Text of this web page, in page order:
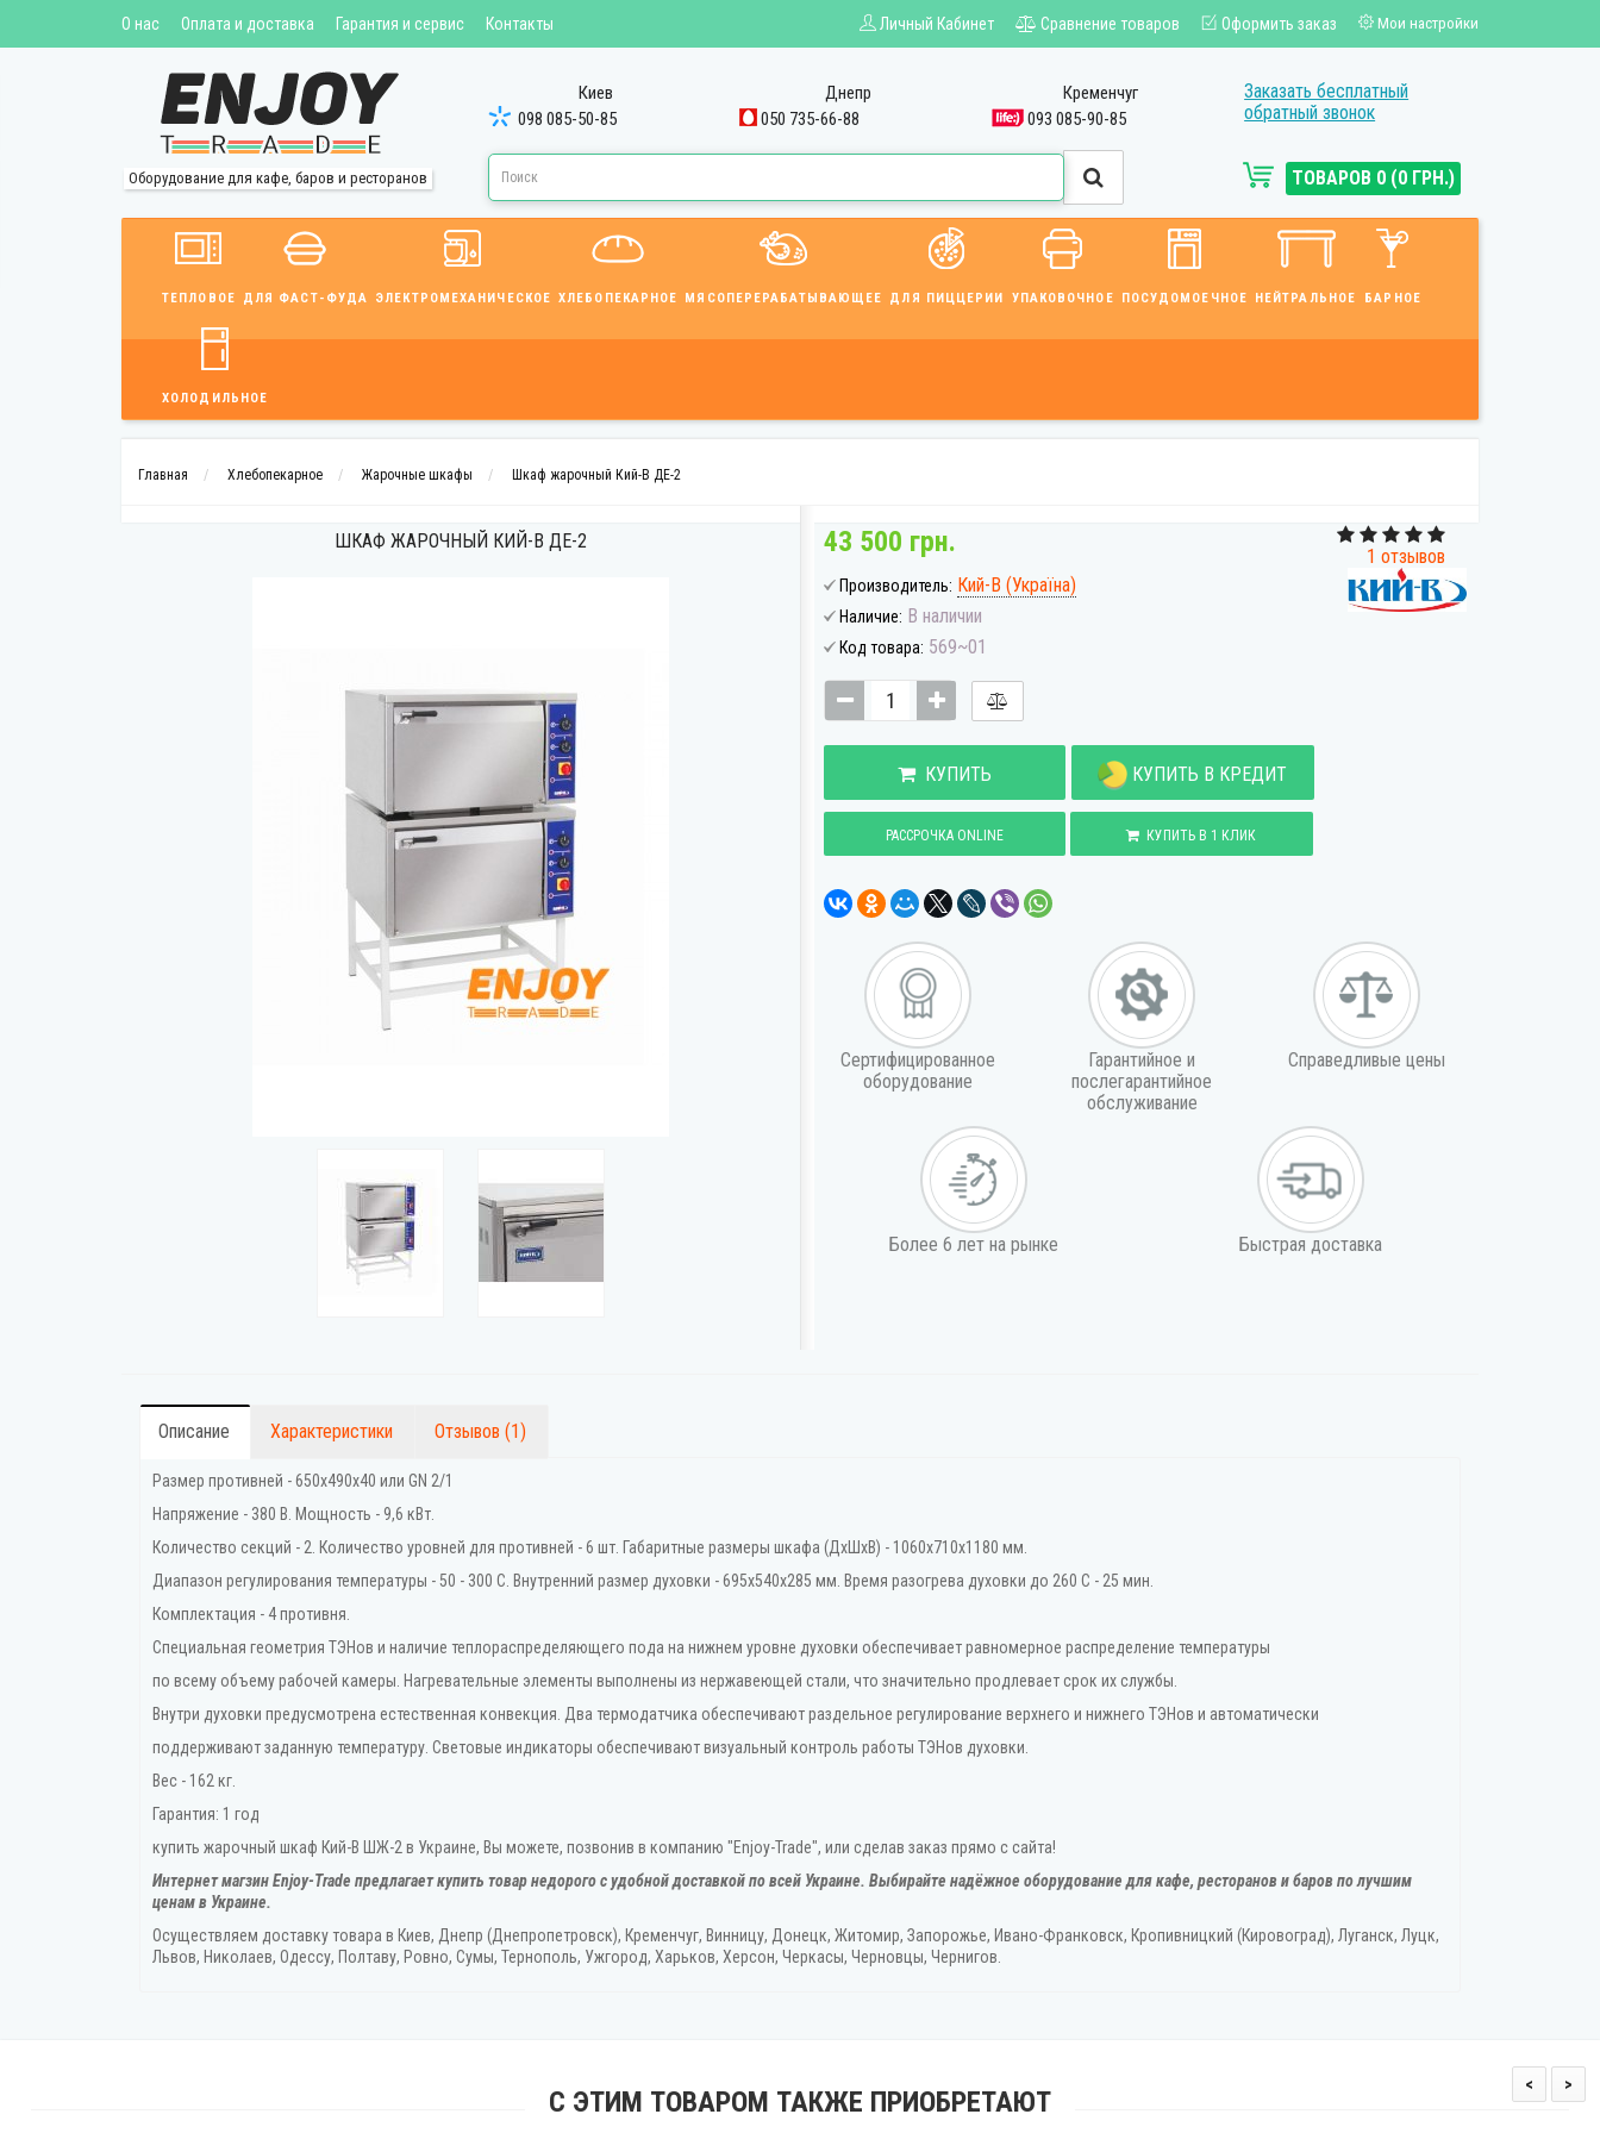
О нас Оплата и доставка Гарантия и сервис Контакты Личный Кабинет Сравнение товаров Оформить заказ Мои настройки
Оборудование для кафе, баров и ресторанов
Киев
098 085-50-85
Днепр
050 735-66-88
Кременчуг
093 085-90-85
Заказать бесплатный
обратный звонок
ТОВАРОВ 0 (0 ГРН.)
ТЕПЛОВОЕ ДЛЯ ФАСТ-ФУДА ЭЛЕКТРОМЕХАНИЧЕСКОЕ ХЛЕБОПЕКАРНОЕ МЯСОПЕРЕРАБАТЫВАЮЩЕЕ ДЛЯ ПИЦЦЕРИИ УПАКОВОЧНОЕ ПОСУДОМОЕЧНОЕ НЕЙТРАЛЬНОЕ БАРНОЕ
ХОЛОДИЛЬНОЕ
Главная Хлебопекарное Жарочные шкафы Шкаф жарочный Кий-В ДЕ-2
ШКАФ ЖАРОЧНЫЙ КИЙ-В ДЕ-2
1 отзывов
43 500 грн.
Производитель: Кий-В (Україна)
Наличие: В наличии
Код товара: 569~01
КУПИТЬ КУПИТЬ В КРЕДИТ
РАССРОЧКА ONLINE КУПИТЬ В 1 КЛИК
Сертифицированное
оборудование
Гарантийное и
послегарантийное
обслуживание
Справедливые цены
Более 6 лет на рынке Быстрая доставка
Описание Характеристики Отзывов (1)
Размер противней - 650х490х40 или GN 2/1
Напряжение - 380 В. Мощность - 9,6 кВт.
Количество секций - 2. Количество уровней для противней - 6 шт. Габаритные размеры шкафа (ДхШхВ) - 1060х710х1180 мм.
Диапазон регулирования температуры - 50 - 300 С. Внутренний размер духовки - 695х540х285 мм. Время разогрева духовки до 260 С - 25 мин.
Комплектация - 4 противня.
Специальная геометрия ТЭНов и наличие теплораспределяющего пода на нижнем уровне духовки обеспечивает равномерное распределение температуры
по всему объему рабочей камеры. Нагревательные элементы выполнены из нержавеющей стали, что значительно продлевает срок их службы.
Внутри духовки предусмотрена естественная конвекция. Два термодатчика обеспечивают раздельное регулирование верхнего и нижнего ТЭНов и автоматически
поддерживают заданную температуру. Световые индикаторы обеспечивают визуальный контроль работы ТЭНов духовки.
Вес - 162 кг.
Гарантия: 1 год
купить жарочный шкаф Кий-В ШЖ-2 в Украине, Вы можете, позвонив в компанию "Enjoy-Trade", или сделав заказ прямо с сайта!
Интернет магзин Enjoy-Trade предлагает купить товарнедорого с удобной доставкой по всей Украине. Выбирайте надёжное оборудование для кафе, ресторанов и баров по лучшим
ценам в Украине.
Осуществляем доставку товара в Киев, Днепр (Днепропетровск), Кременчуг, Винницу, Донецк‎, Житомир, Запорожье, Ивано-Франковск, Кропивницкий‎ (Кировоград), Луганск, Луцк,
Львов, Николаев, Одессу, Полтаву, Ровно, Сумы, Тернополь, Ужгород‎, Харьков, Херсон‎, Черкасы, Черновцы, Чернигов.
С ЭТИМ ТОВАРОМ ТАКЖЕ ПРИОБРЕТАЮТ
< >